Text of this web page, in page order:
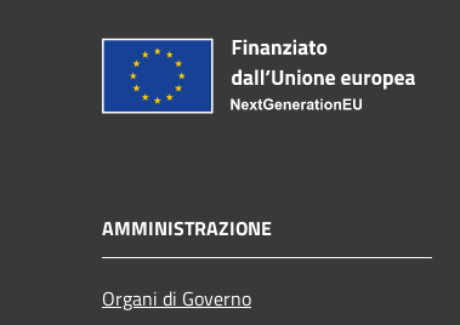
AMMINISTRAZIONE
Organi di Governo